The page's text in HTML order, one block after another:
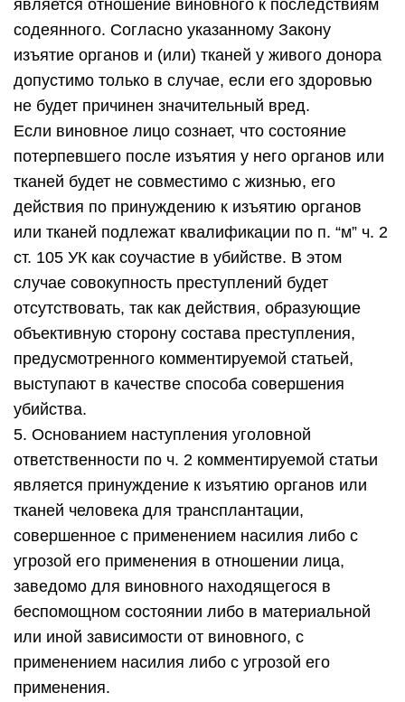
является отношение виновного к последствиям
содеянного. Согласно указанному Закону
изъятие органов и (или) тканей у живого донора
допустимо только в случае, если его здоровью
не будет причинен значительный вред.
Если виновное лицо сознает, что состояние
потерпевшего после изъятия у него органов или
тканей будет не совместимо с жизнью, его
действия по принуждению к изъятию органов
или тканей подлежат квалификации по п. “м” ч. 2
ст. 105 УК как соучастие в убийстве. В этом
случае совокупность преступлений будет
отсутствовать, так как действия, образующие
объективную сторону состава преступления,
предусмотренного комментируемой статьей,
выступают в качестве способа совершения
убийства.
5. Основанием наступления уголовной
ответственности по ч. 2 комментируемой статьи
является принуждение к изъятию органов или
тканей человека для трансплантации,
совершенное с применением насилия либо с
угрозой его применения в отношении лица,
заведомо для виновного находящегося в
беспомощном состоянии либо в материальной
или иной зависимости от виновного, с
применением насилия либо с угрозой его
применения.